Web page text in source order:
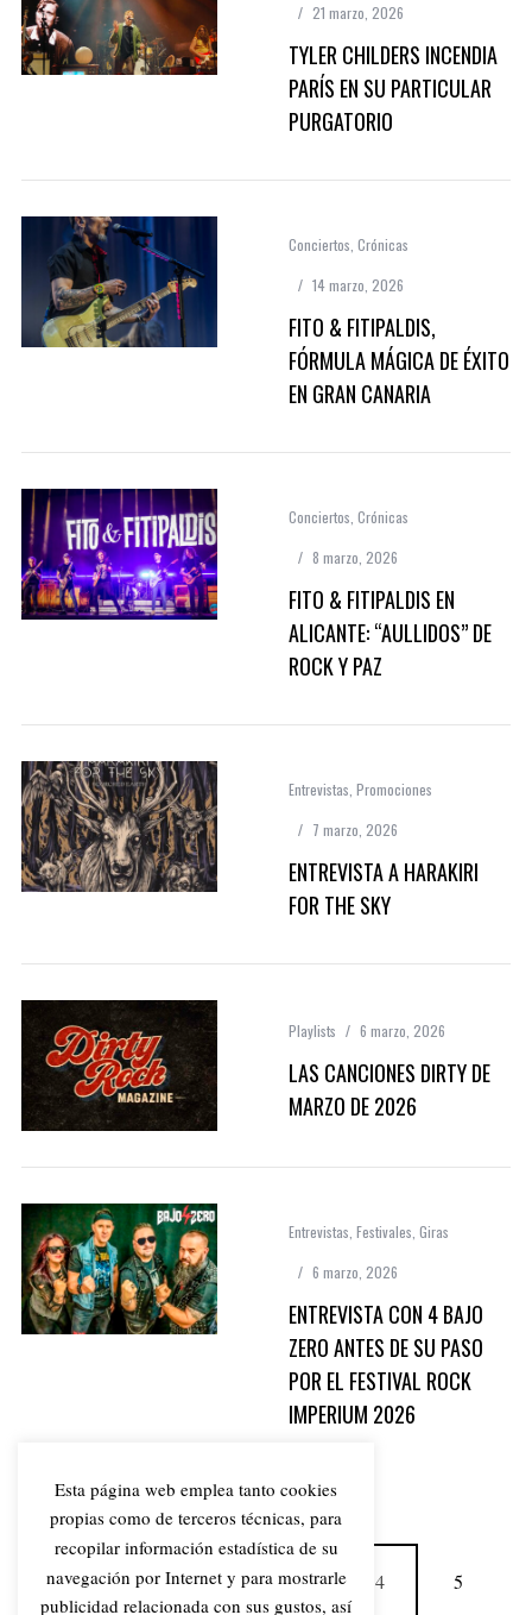
21 marzo, 2026
TYLER CHILDERS INCENDIA
PARÍS EN SU PARTICULAR
PURGATORIO
Conciertos Crónicas
14 marzo, 2026
FITO & FITIPALDIS,
FÓRMULA MÁGICA DE ÉXITO
EN GRAN CANARIA
Conciertos Crónicas
8 marzo, 2026
FITO & FITIPALDIS EN
ALICANTE: “AULLIDOS” DE
ROCK Y PAZ
Entrevistas Promociones
7 marzo, 2026
ENTREVISTA A HARAKIRI
FOR THE SKY
Playlists 6 marzo, 2026
LAS CANCIONES DIRTY DE
MARZO DE 2026
Entrevistas Festivales Giras
6 marzo, 2026
ENTREVISTA CON 4 BAJO
ZERO ANTES DE SU PASO
POR EL FESTIVAL ROCK
IMPERIUM 2026
1 2 3 4 5
Esta página web emplea tanto cookies
propias como de terceros técnicas, para
recopilar información estadística de su
navegación por Internet y para mostrarle
publicidad relacionada con sus gustos, así